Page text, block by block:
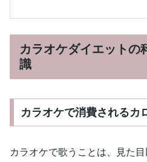
カラオケダイエットの
識
カラオケで消費されるカ
カラオケで歌うことは、見た